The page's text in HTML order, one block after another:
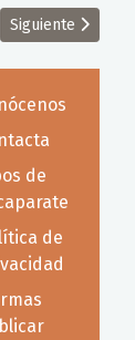
juveniles
Artículo
Siguiente
de
de